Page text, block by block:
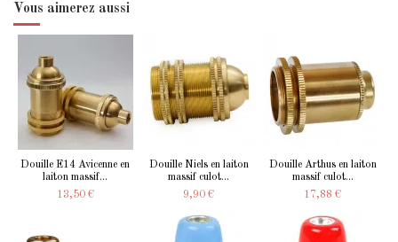
Vous aimerez aussi
Douille E14 Avicenne en
laiton massif...
13,50 €
Douille Niels en laiton
massif culot...
9,90 €
Douille Arthus en laiton
massif culot...
17,88 €